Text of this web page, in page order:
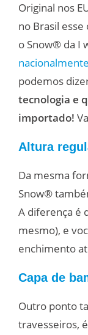
Original nos
no Brasil
o Snow® da I
podemos
tecnologia e
importado!
Altura
Da mesma
Snow®
A diferença é
mesmo), e
enchimento
Capa de
Outro ponto
travesseiros,